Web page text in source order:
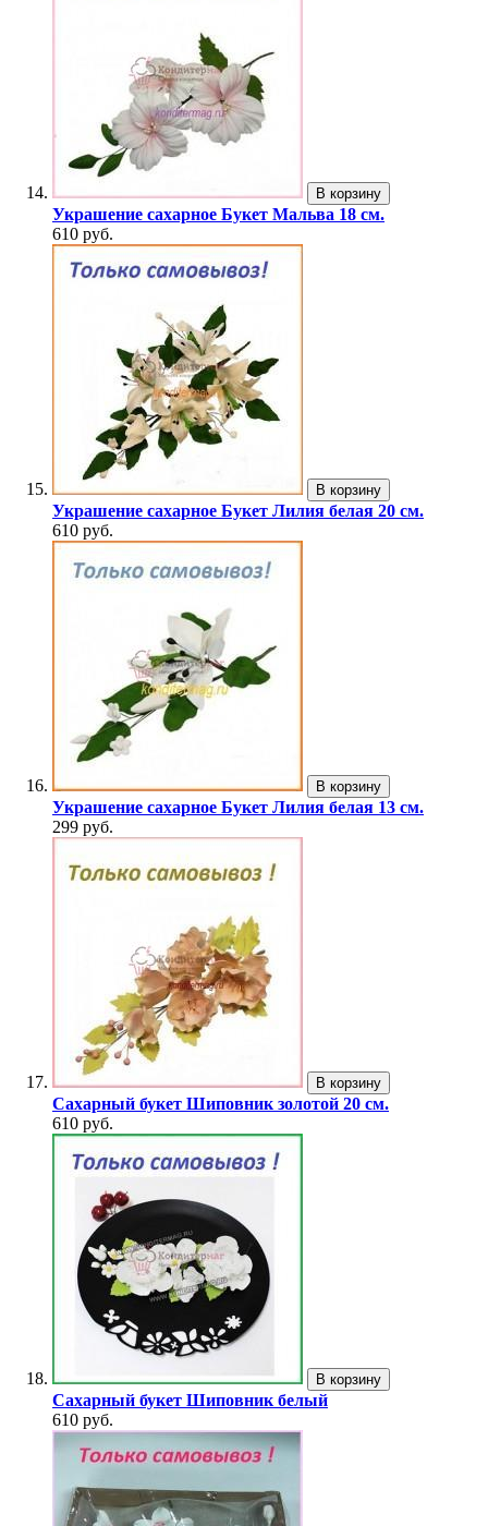
В корзину
Украшение сахарное Букет Мальва 18 см.
610 руб.
В корзину
Украшение сахарное Букет Лилия белая 20 см.
610 руб.
В корзину
Украшение сахарное Букет Лилия белая 13 см.
299 руб.
В корзину
Сахарный букет Шиповник золотой 20 см.
610 руб.
В корзину
Сахарный букет Шиповник белый
610 руб.